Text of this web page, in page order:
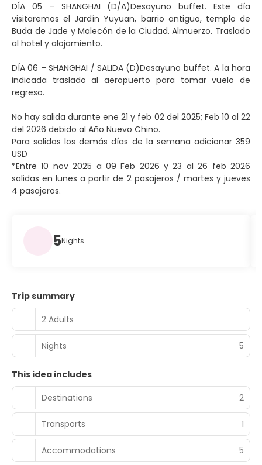
DÍA 05 – SHANGHAI (D/A)Desayuno buffet. Este día
visitaremos el Jardín Yuyuan, barrio antiguo, templo de
Buda de Jade y Malecón de la Ciudad. Almuerzo. Traslado
al hotel y alojamiento.
DÍA 06 – SHANGHAI / SALIDA (D)Desayuno buffet. A la hora
indicada traslado al aeropuerto para tomar vuelo de
regreso.
No hay salida durante ene 21 y feb 02 del 2025; Feb 10 al 22
del 2026 debido al Año Nuevo Chino.
Para salidas los demás días de la semana adicionar 359
USD
*Entre 10 nov 2025 a 09 Feb 2026 y 23 al 26 feb 2026
salidas en lunes a partir de 2 pasajeros / martes y jueves
4 pasajeros.
5Nights
Trip summary
2 Adults
Nights 5
This idea includes
Destinations
2
Transports 1
Accommodations 5